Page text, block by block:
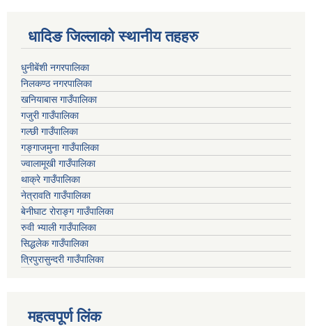
धादिङ जिल्लाकाे स्थानीय तहहरु
धुनीबेंशी नगरपालिका
निलकण्ठ नगरपालिका
खनियाबास गाउँपालिका
गजुरी गाउँपालिका
गल्छी गाउँपालिका
गङ्गाजमुना गाउँपालिका
ज्वालामूखी गाउँपालिका
थाक्रे गाउँपालिका
नेत्रावति गाउँपालिका
बेनीघाट रोराङ्ग गाउँपालिका
रुवी भ्याली गाउँपालिका
सिद्धलेक गाउँपालिका
त्रिपुरासुन्दरी गाउँपालिका
महत्वपूर्ण लिंक